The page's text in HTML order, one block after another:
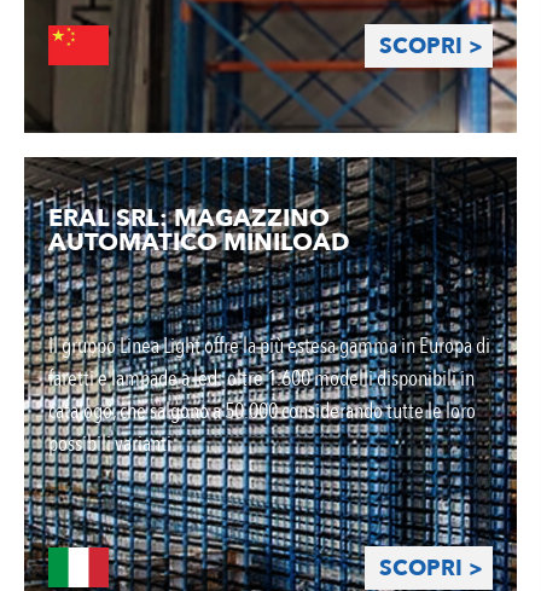
SCOPRI >
ERAL SRL: MAGAZZINO
AUTOMATICO MINILOAD
Il gruppo Linea Light offre la più estesa gamma in Europa di
faretti e lampade a led: oltre 1.600 modelli disponibili in
catalogo, che salgono a 50.000 considerando tutte le loro
possibili varianti.
SCOPRI >